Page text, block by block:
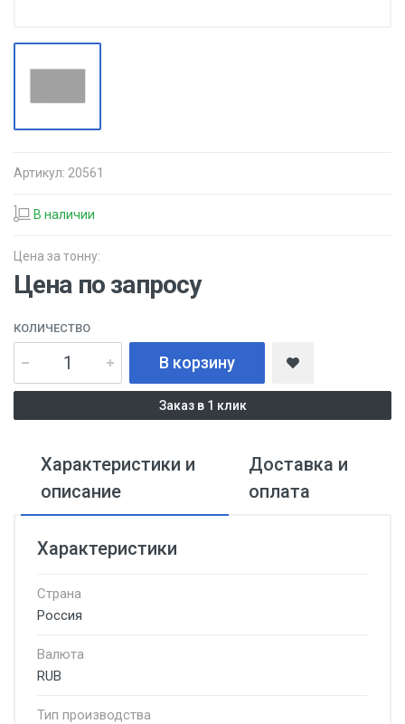
Артикул: 20561
В наличии
Цена за тонну:
Цена по запросу
КОЛИЧЕСТВО
В корзину
Заказ в 1 клик
Характеристики и
описание
Доставка и
оплата
Характеристики
Страна
Россия
Валюта
RUB
Тип производства